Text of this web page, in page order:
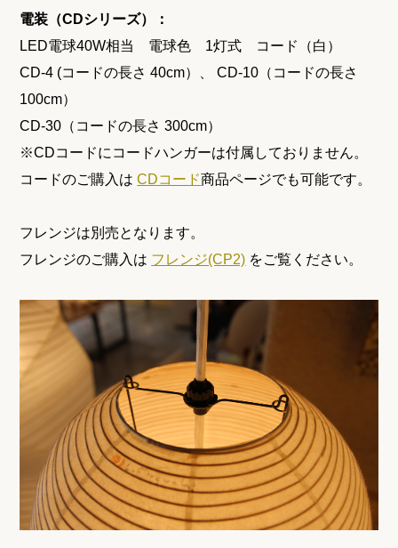
電装（CDシリーズ）：
LED電球40W相当 電球色 1灯式 コード（白）
CD-4 (コードの長さ 40cm）、 CD-10（コードの長さ
100cm）
CD-30（コードの長さ 300cm）
※CDコードにコードハンガーは付属しておりません。
コードのご購入はCDコード商品ページでも可能です。
フレンジは別売となります。
フレンジのご購入は フレンジ(CP2) をご覧ください。